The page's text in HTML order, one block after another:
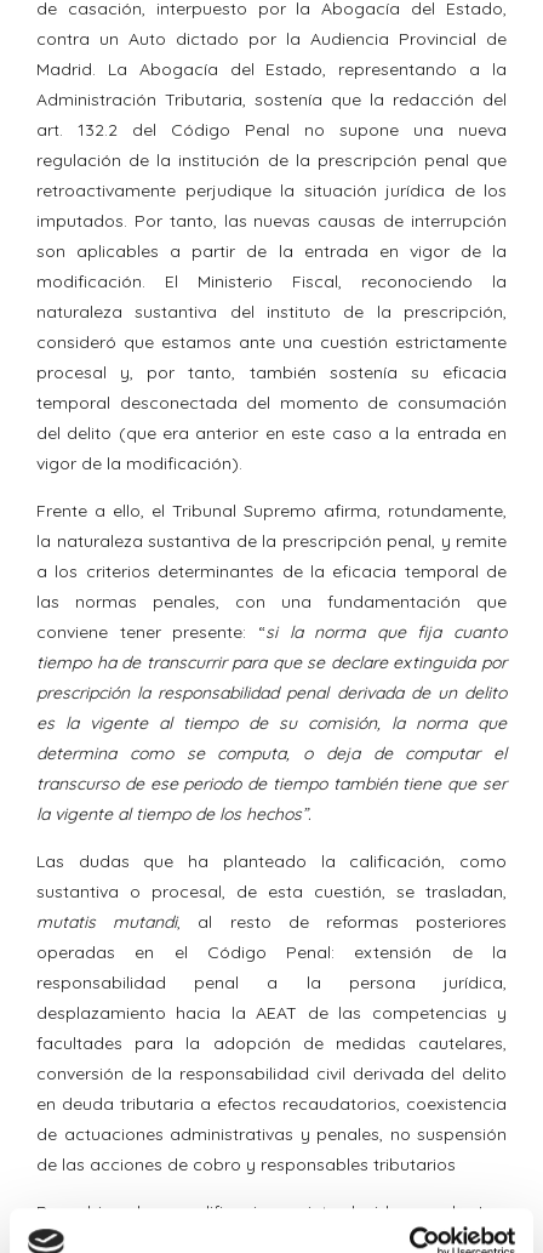
de casación, interpuesto por la Abogacía del Estado,
contra un Auto dictado por la Audiencia Provincial de
Madrid. La Abogacía del Estado, representando a la
Administración Tributaria, sostenía que la redacción del
art. 132.2 del Código Penal no supone una nueva
regulación de la institución de la prescripción penal que
retroactivamente perjudique la situación jurídica de los
imputados. Por tanto, las nuevas causas de interrupción
son aplicables a partir de la entrada en vigor de la
modificación. El Ministerio Fiscal, reconociendo la
naturaleza sustantiva del instituto de la prescripción,
consideró que estamos ante una cuestión estrictamente
procesal y, por tanto, también sostenía su eficacia
temporal desconectada del momento de consumación
del delito (que era anterior en este caso a la entrada en
vigor de la modificación).
Frente a ello, el Tribunal Supremo afirma, rotundamente,
la naturaleza sustantiva de la prescripción penal, y remite
a los criterios determinantes de la eficacia temporal de
las normas penales, con una fundamentación que
conviene tener presente: “si la norma que fija cuanto
tiempo ha de transcurrir para que se declare extinguida por
prescripción la responsabilidad penal derivada de un delito
es la vigente al tiempo de su comisión, la norma que
determina como se computa, o deja de computar el
transcurso de ese periodo de tiempo también tiene que ser
la vigente al tiempo de los hechos”.
Las dudas que ha planteado la calificación, como
sustantiva o procesal, de esta cuestión, se trasladan,
mutatis mutandi, al resto de reformas posteriores
operadas en el Código Penal: extensión de la
responsabilidad penal a la persona jurídica,
desplazamiento hacia la AEAT de las competencias y
facultades para la adopción de medidas cautelares,
conversión de la responsabilidad civil derivada del delito
en deuda tributaria a efectos recaudatorios, coexistencia
de actuaciones administrativas y penales, no suspensión
de las acciones de cobro y responsables tributarios
Pues bien, las modificaciones introducidas en la Ley
General Tributaria y en la Ley de Enjuiciamiento Criminal,